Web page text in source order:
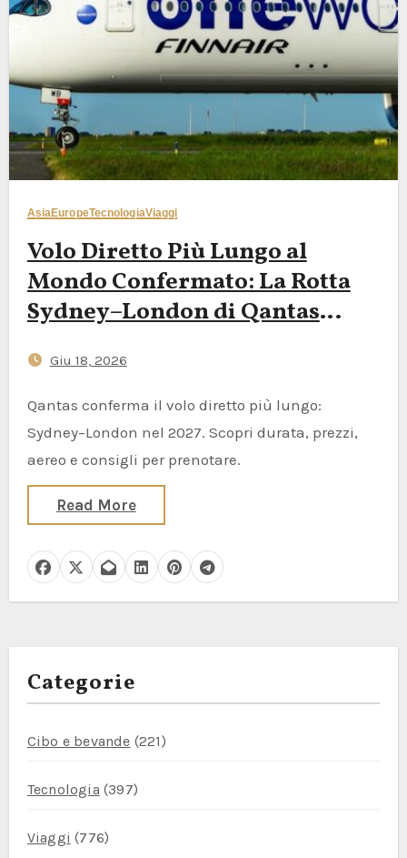
AsiaEuropeTecnologiaViaggi
Volo Diretto Più Lungo al
Mondo Confermato: La Rotta
Sydney–London di Qantas
Giu 18, 2026
Qantas conferma il volo diretto più lungo:
Sydney–London nel 2027. Scopri durata, prezzi,
aereo e consigli per prenotare.
Read More
Categorie
Cibo e bevande (221)
Tecnologia (397)
Viaggi (776)